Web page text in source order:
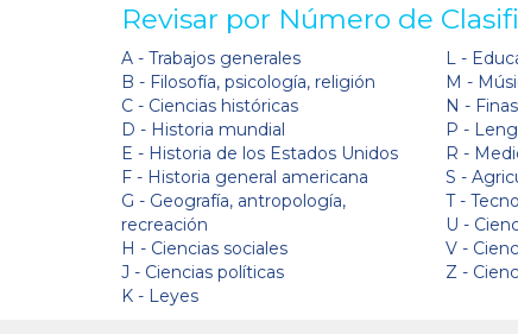
Revisar por Número de
A - Trabajos generales
B - Filosofía, psicología, religión
C - Ciencias históricas
D - Historia mundial
E - Historia de los Estados Unidos
F - Historia general americana
G - Geografía, antropología,
recreación
H - Ciencias sociales
J - Ciencias políticas
K - Leyes
L -
M -
N -
P -
R -
S -
T -
U -
V -
Z -